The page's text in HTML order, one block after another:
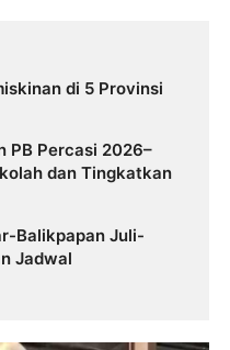
di 5 Provinsi
PB Percasi 2026–
dan Tingkatkan
Balikpapan Juli-
Jadwal